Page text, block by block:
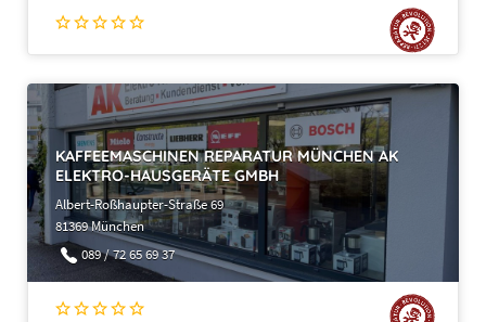
KAFFEEMASCHINEN REPARATUR MÜNCHEN AK
ELEKTRO-HAUSGERÄTE GMBH
Albert-Roßhaupter-Straße 69
81369 München
089 / 72 65 69 37